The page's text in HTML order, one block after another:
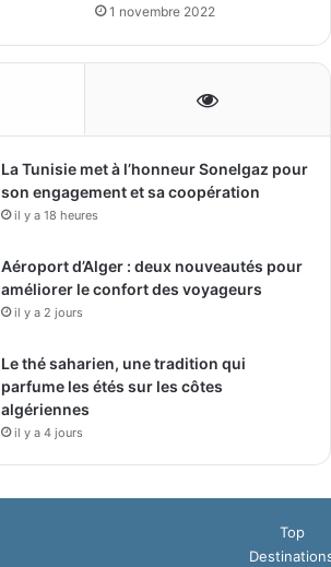
1 novembre 2022
La Tunisie met à l’honneur Sonelgaz pour
son engagement et sa coopération
il y a 18 heures
Aéroport d’Alger : deux nouveautés pour
améliorer le confort des voyageurs
il y a 2 jours
Le thé saharien, une tradition qui
parfume les étés sur les côtes
algériennes
il y a 4 jours
Top